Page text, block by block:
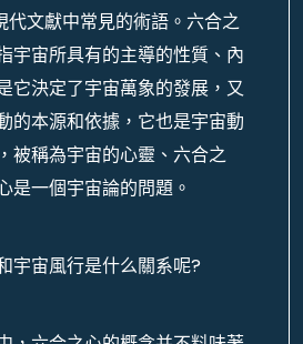
代文獻中常見的術語。六合之
宇宙所具有的主導的性質、內
它決定了宇宙萬象的發展，又
的本源和依據，它也是宇宙動
被稱為宇宙的心靈、六合之
是一個宇宙論的問題。
宇宙風行是什么關系呢?